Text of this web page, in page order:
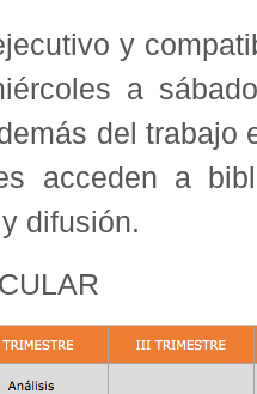
y
a
del trabajo
acceden a
difusión.